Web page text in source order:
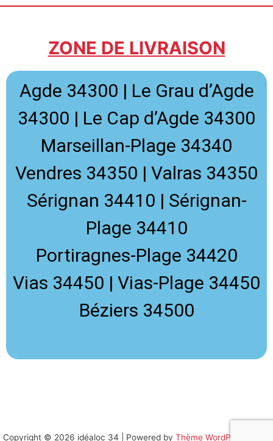
ZONE DE LIVRAISON
Agde 34300 | Le Grau d’Agde
34300 | Le Cap d’Agde 34300
Marseillan-Plage 34340
Vendres 34350 | Valras 34350
Sérignan 34410 | Sérignan-
Plage 34410
Portiragnes-Plage 34420
Vias 34450 | Vias-Plage 34450
Béziers 34500
Copyright © 2026 idéaloc 34 | Powered by Thème WordPress Astra